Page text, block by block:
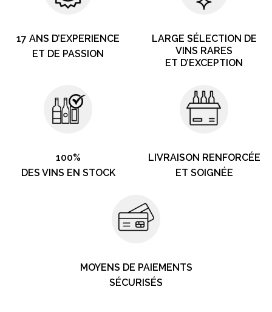
17 ANS D’EXPERIENCE
ET DE PASSION
LARGE SÉLECTION DE
VINS RARES
ET D’EXCEPTION
100%
DES VINS EN STOCK
LIVRAISON RENFORCÉE
ET SOIGNÉE
MOYENS DE PAIEMENTS
SÉCURISÉS